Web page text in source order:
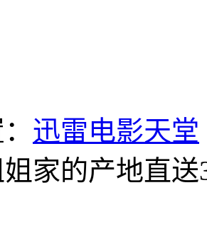
迅雷电影天堂
家的产地直